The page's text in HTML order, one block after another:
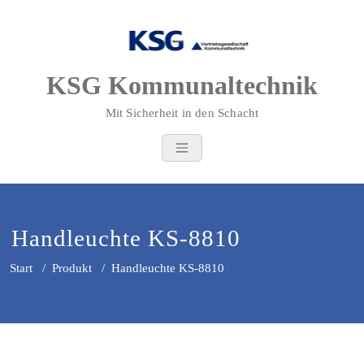
KSG Kommunaltechnik
Mit Sicherheit in den Schacht
Handleuchte KS-8810
Start / Produkt / Handleuchte KS-8810